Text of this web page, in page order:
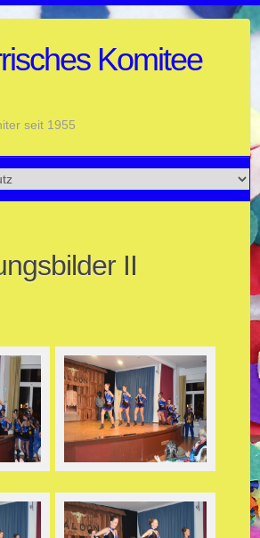
Komitee
seit 1955
II